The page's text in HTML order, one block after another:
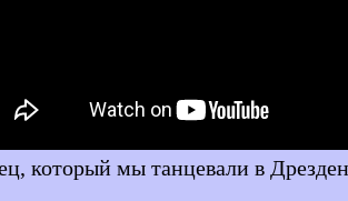
который мы танцевали в